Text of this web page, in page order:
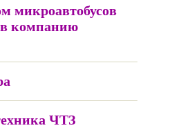
микроавтобусов
в компанию
ЧТЗ